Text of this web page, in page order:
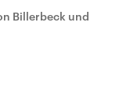
Billerbeck und